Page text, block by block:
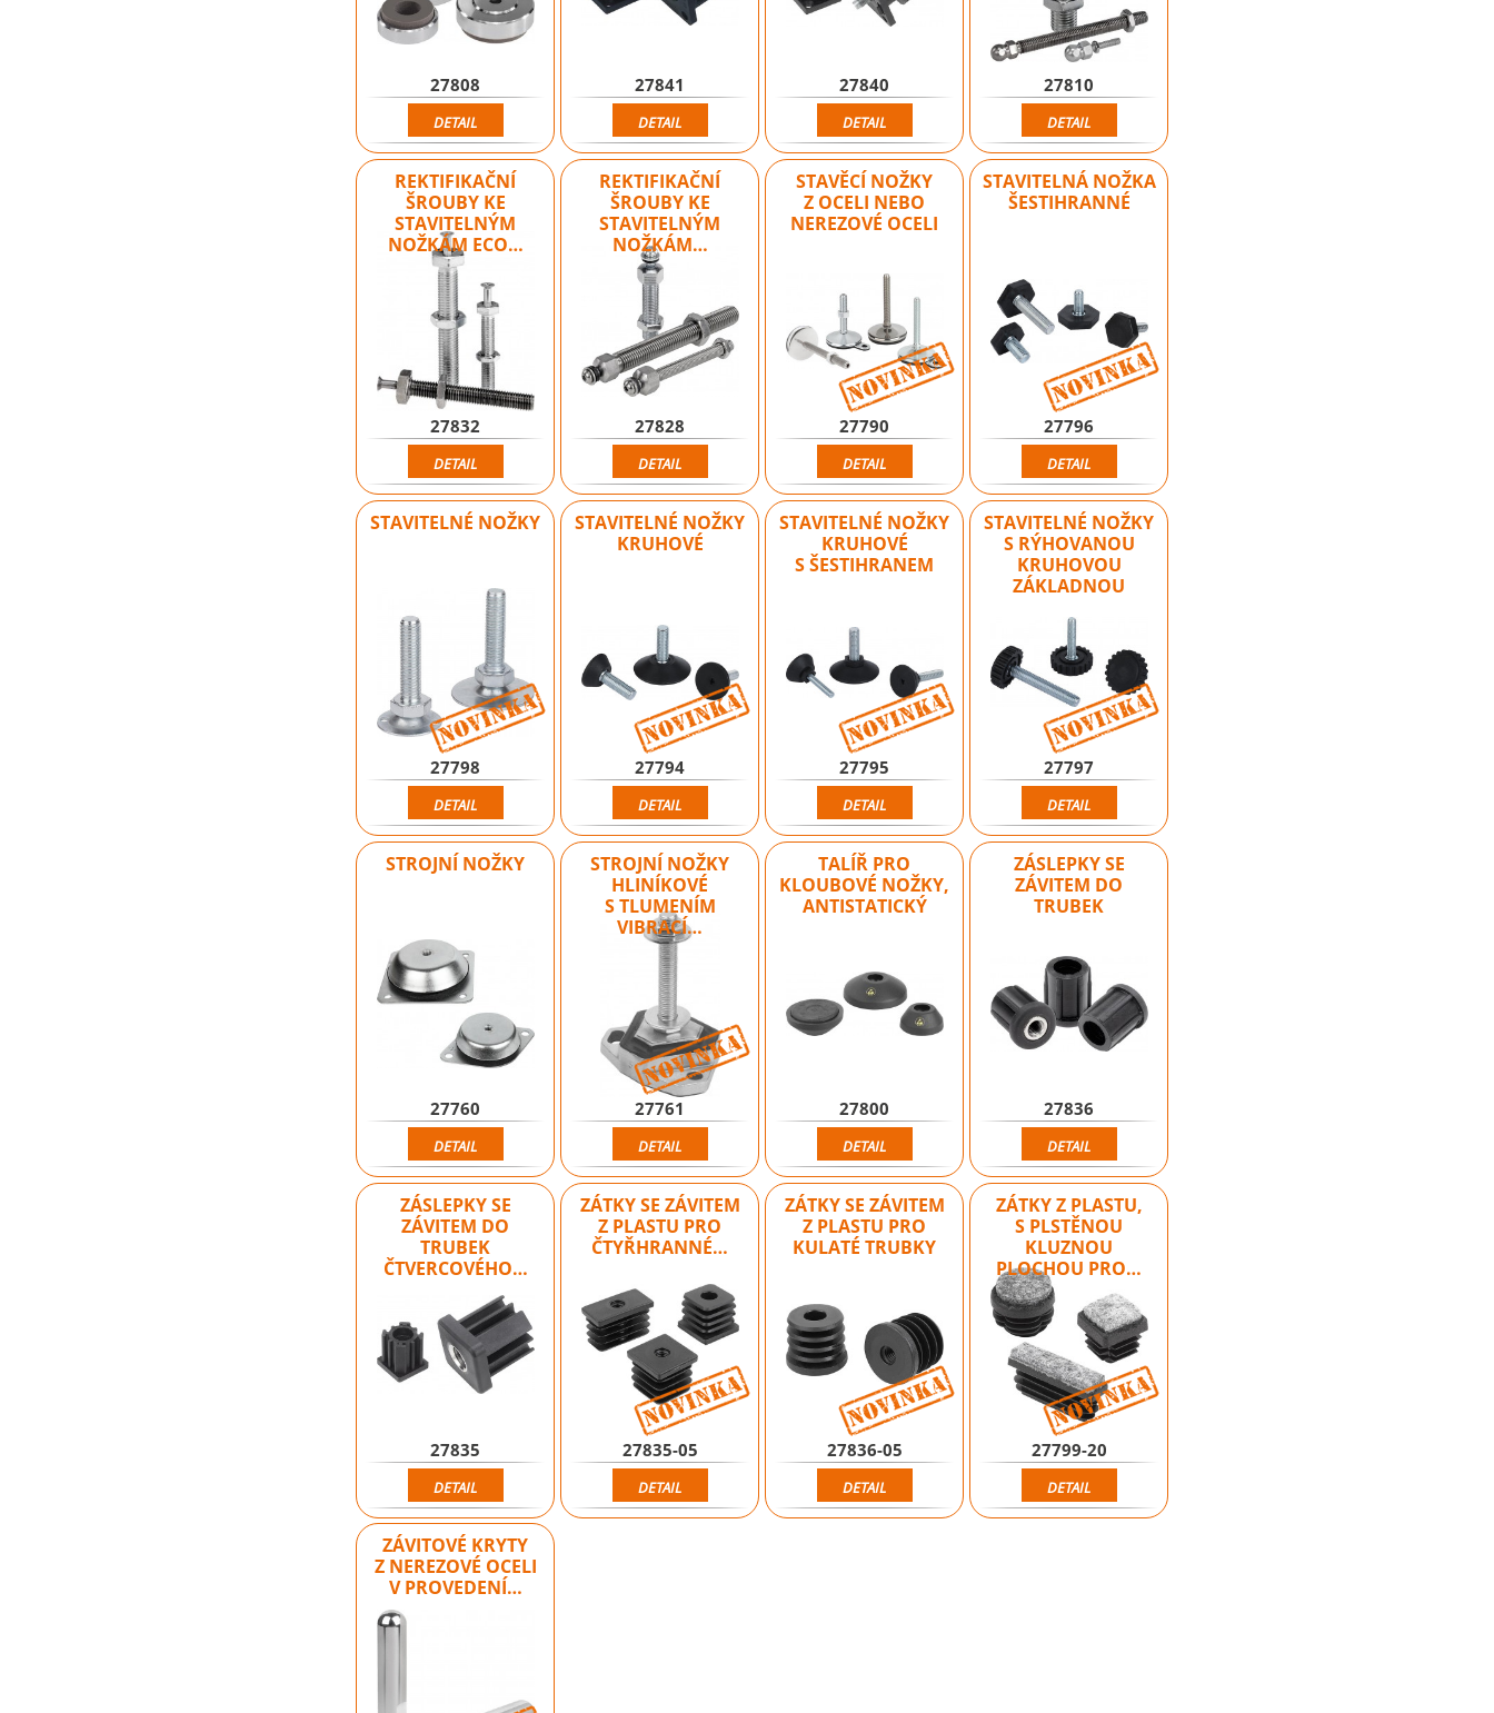
27808
DETAIL
27841
DETAIL
27840
DETAIL
27810
DETAIL
REKTIFIKAČNÍ
ŠROUBY KE
STAVITELNÝM
NOŽKÁM ECO…
27832
DETAIL
REKTIFIKAČNÍ
ŠROUBY KE
STAVITELNÝM
NOŽKÁM…
27828
DETAIL
STAVĚCÍ NOŽKY
Z OCELI NEBO
NEREZOVÉ OCELI
Novinka
27790
DETAIL
STAVITELNÁ NOŽKA
ŠESTIHRANNÉ
27796
DETAIL
STAVITELNÉ NOŽKY
Novinka
27798
DETAIL
STAVITELNÉ NOŽKY
KRUHOVÉ
Novinka
27794
DETAIL
STAVITELNÉ NOŽKY
KRUHOVÉ
S ŠESTIHRANEM
Novinka
27795
DETAIL
STAVITELNÉ NOŽKY
S RÝHOVANOU
KRUHOVOU
ZÁKLADNOU
27797
DETAIL
STROJNÍ NOŽKY
27760
DETAIL
STROJNÍ NOŽKY
HLINÍKOVÉ
S TLUMENÍM
VIBRACÍ…
Novinka
27761
DETAIL
TALÍŘ PRO
KLOUBOVÉ NOŽKY,
ANTISTATICKÝ
27800
DETAIL
ZÁSLEPKY SE
ZÁVITEM DO
TRUBEK
27836
DETAIL
ZÁSLEPKY SE
ZÁVITEM DO
TRUBEK
ČTVERCOVÉHO…
27835
DETAIL
ZÁTKY SE ZÁVITEM
Z PLASTU PRO
ČTYŘHRANNÉ…
Novinka
27835-05
DETAIL
ZÁTKY SE ZÁVITEM
Z PLASTU PRO
KULATÉ TRUBKY
Novinka
27836-05
DETAIL
ZÁTKY Z PLASTU,
S PLSTĚNOU
KLUZNOU
PLOCHOU PRO…
27799-20
DETAIL
ZÁVITOVÉ KRYTY
Z NEREZOVÉ OCELI
V PROVEDENÍ…